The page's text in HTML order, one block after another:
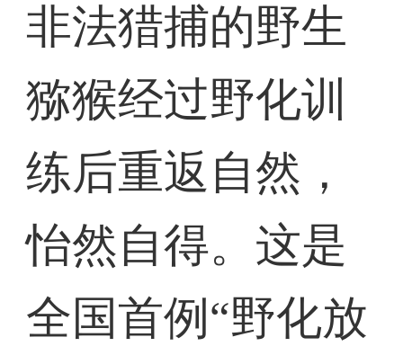
非法猎捕的野生
猕猴经过野化训
练后重返自然，
怡然自得。这是
全国首例“野化放